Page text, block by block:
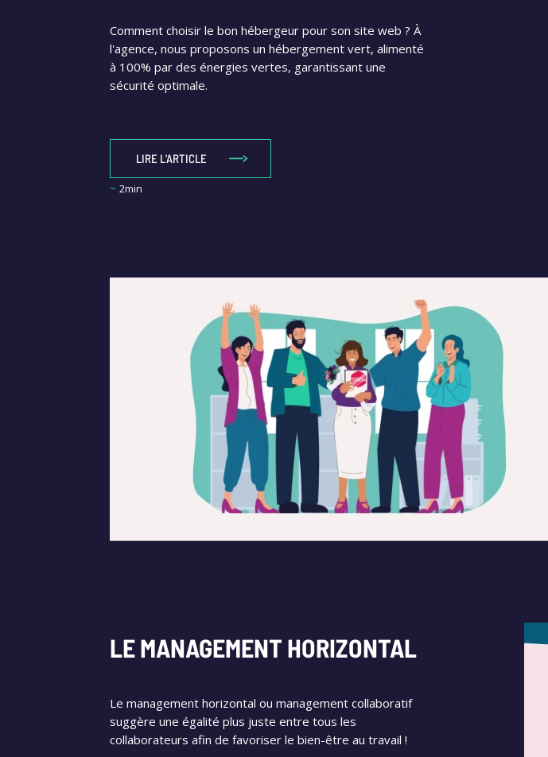
Comment choisir le bon hébergeur pour son site web ? À
l'agence, nous proposons un hébergement vert, alimenté
à 100% par des énergies vertes, garantissant une
sécurité optimale.
LIRE L'ARTICLE
~ 2min
LE MANAGEMENT HORIZONTAL
Le management horizontal ou management collaboratif
suggère une égalité plus juste entre tous les
collaborateurs afin de favoriser le bien-être au travail !